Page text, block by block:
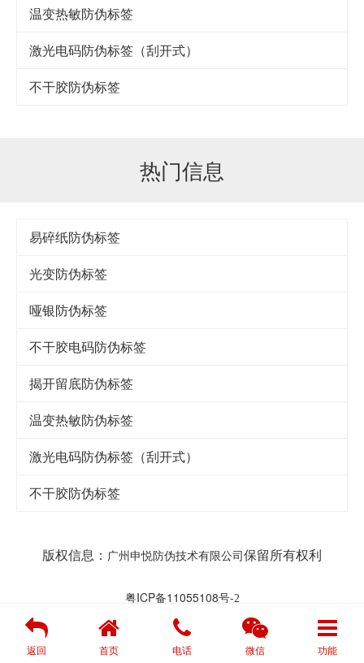
温变热敏防伪标签
激光电码防伪标签（刮开式）
不干胶防伪标签
热门信息
易碎纸防伪标签
光变防伪标签
哑银防伪标签
不干胶电码防伪标签
揭开留底防伪标签
温变热敏防伪标签
激光电码防伪标签（刮开式）
不干胶防伪标签
版权信息： 广州申悦防伪技术有限公司保留所有权利
粤ICP备11055108号-2
返回 首页 电话 微信 功能